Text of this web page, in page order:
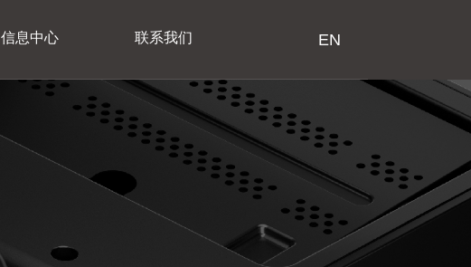
信息中心 联系我们 EN